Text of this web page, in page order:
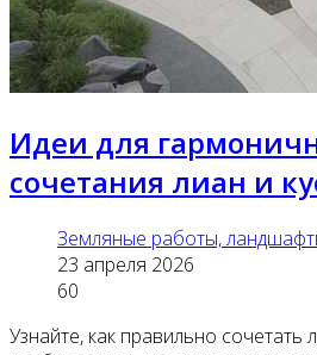
Идеи для
сочетания лиан и
Земляные работы,
23 апреля 2026
60
Узнайте, как правильно сочетать